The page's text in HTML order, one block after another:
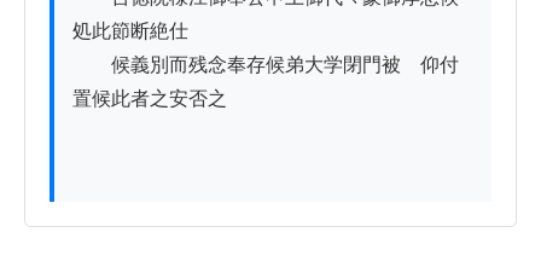
処此節断絶仕
候義別而残念奉存候弟大学閉門被　仰付
置候此者之安否之